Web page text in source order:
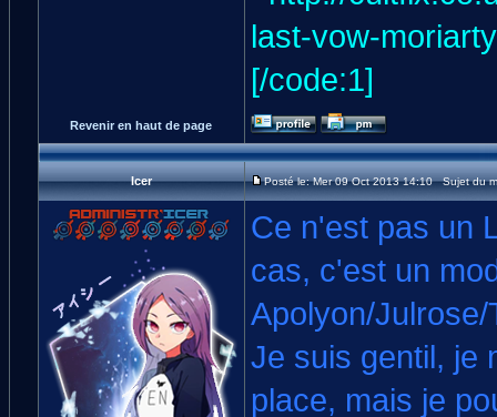
[/code:1]
Revenir en haut de page
Icer Posté le: Mer 09 Oct 2013 14:10 Sujet du
Ce n'est pas un
cas, c'est un
Apolyon/Julrose/
Je suis gentil, je
place, mais je